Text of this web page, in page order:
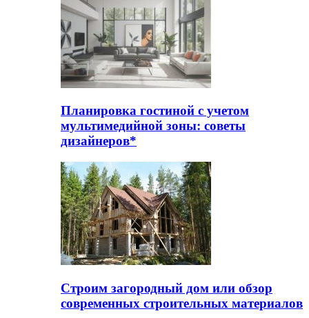
Планировка гостиной с учетом
мультимедийной зоны: советы
дизайнеров*
Строим загородный дом или обзор
современных строительных материалов